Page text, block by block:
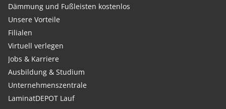
Dämmung und Fußleisten kostenlos
Unsere Vorteile
Filialen
Virtuell verlegen
Jobs & Karriere
Ausbildung & Studium
Unternehmenszentrale
LaminatDEPOT Lauf